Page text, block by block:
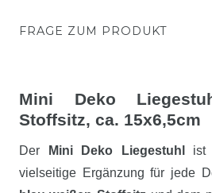
FRAGE ZUM PRODUKT
Mini Deko
Stoffsitz, ca. 15x6,5cm
Der Mini Deko Liegestuhl
ist
vielseitige Ergänzung für jede